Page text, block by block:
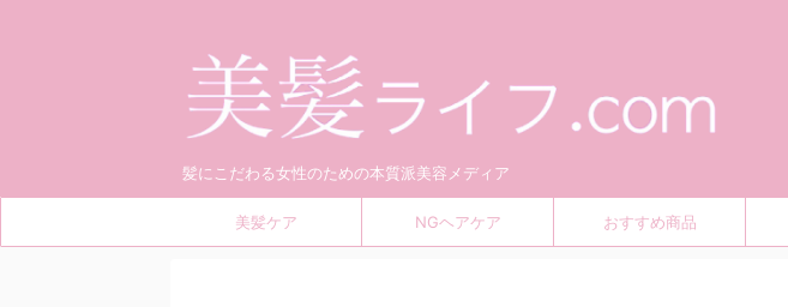
髪にこだわる女性のための本質派美容メディア
美髪ケア NGヘアケア おすすめ商品